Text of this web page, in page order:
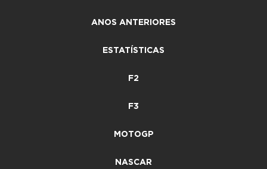
ANOS ANTERIORES
ESTATÍSTICAS
F2
F3
MOTOGP
NASCAR